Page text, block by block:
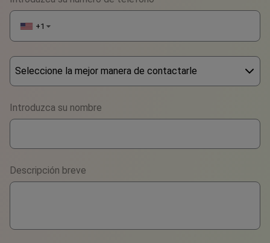
+1 ▼
Seleccione la mejor manera de contactarle
WhatsApp
Viber
Telegram
Introduzca su nombre
Descripción breve